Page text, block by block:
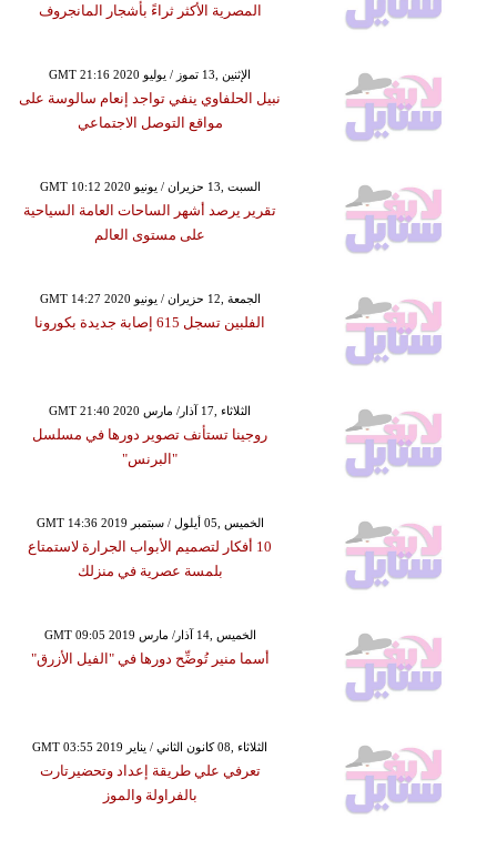
المصرية الأكثر ثراءً بأشجار المانجروف
GMT 21:16 2020 الإثنين ,13 تموز / يوليو
نبيل الحلفاوي ينفي تواجد إنعام سالوسة على
مواقع التوصل الاجتماعي
GMT 10:12 2020 السبت ,13 حزيران / يونيو
تقرير يرصد أشهر الساحات العامة السياحية
على مستوى العالم
GMT 14:27 2020 الجمعة ,12 حزيران / يونيو
الفلبين تسجل 615 إصابة جديدة بكورونا
GMT 21:40 2020 الثلاثاء ,17 آذار/ مارس
روجينا تستأنف تصوير دورها في مسلسل
"البرنس"
GMT 14:36 2019 الخميس ,05 أيلول / سبتمبر
10 أفكار لتصميم الأبواب الجرارة لاستمتاع
بلمسة عصرية في منزلك
GMT 09:05 2019 الخميس ,14 آذار/ مارس
أسما منير تُوضِّح دورها في "الفيل الأزرق"
GMT 03:55 2019 الثلاثاء ,08 كانون الثاني / يناير
تعرفي علي طريقة إعداد وتحضيرتارت
بالفراولة والموز